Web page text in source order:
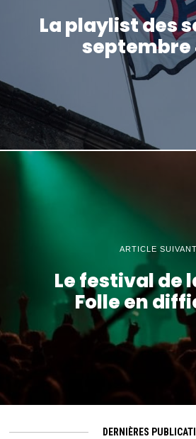
La playlist des
septembre
ARTICLE SUIVANT
Le festival de
Folle en
DERNIÈRES